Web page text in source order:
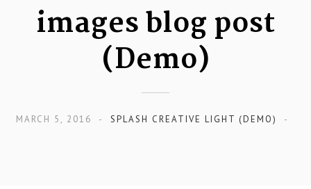
images blog post
(Demo)
MARCH 5, 2016 SPLASH CREATIVE LIGHT (DEMO)